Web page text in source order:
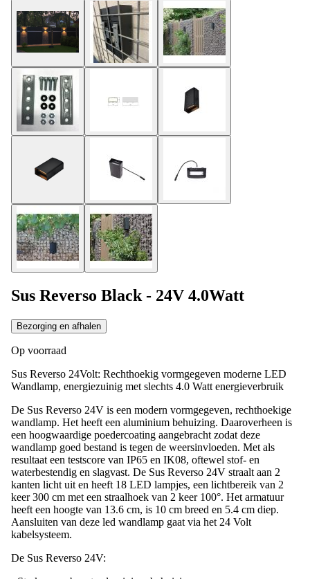
Sus Reverso Black - 24V 4.0Watt
Bezorging en afhalen
Op voorraad
Sus Reverso 24Volt: Rechthoekig vormgegeven moderne LED
Wandlamp, energiezuinig met slechts 4.0 Watt energieverbruik
De Sus Reverso 24V is een modern vormgegeven, rechthoekige
wandlamp. Het heeft een aluminium behuizing. Daaroverheen is
een hoogwaardige poedercoating aangebracht zodat deze
wandlamp goed bestand is tegen de weersinvloeden. Met als
resultaat een testscore van IP65 en IK08, oftewel stof- en
waterbestendig en slagvast. De Sus Reverso 24V straalt aan 2
kanten licht uit en heeft 18 LED lampjes, een lichtbereik van 2
keer 300 cm met een straalhoek van 2 keer 100°. Het armatuur
heeft een hoogte van 13.6 cm, is 10 cm breed en 5.4 cm diep.
Aansluiten van deze led wandlamp gaat via het 24 Volt
kabelsysteem.
De Sus Reverso 24V: